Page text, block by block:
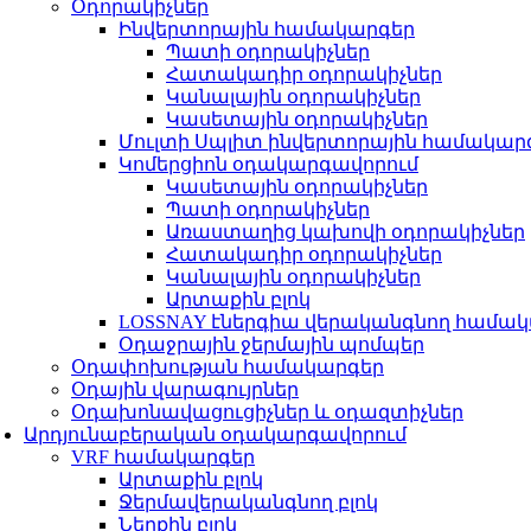
Օդորակիչներ
Ինվերտորային համակարգեր
Պատի օդորակիչներ
Հատակադիր օդորակիչներ
Կանալային օդորակիչներ
Կասետային օդորակիչներ
Մուլտի Սպլիտ ինվերտորային
Կոմերցիոն օդակարգավորում
Կասետային օդորակիչներ
Պատի օդորակիչներ
Առաստաղից կախովի օդորակիչներ
Հատակադիր օդորակիչներ
Կանալային օդորակիչներ
Արտաքին բլոկ
LOSSNAY էներգիա վերականգնող
Օդաջրային ջերմային պոմպեր
Օդափոխության համակարգեր
Օդային վարագույրներ
Օդախոնավացուցիչներ և օդազտիչներ
Արդյունաբերական օդակարգավորում
VRF համակարգեր
Արտաքին բլոկ
Ջերմավերականգնող բլոկ
Ներքին բլոկ